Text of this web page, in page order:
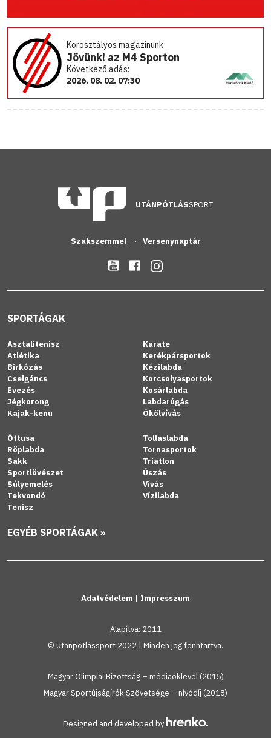
Korosztályos magazinunk
Jövünk! az M4 Sporton
Következő adás:
2026. 08. 02. 07:30
UTÁNPÓTLÁSSPORT
Szakszemmel Versenynaptár
SPORTÁGAK
Asztalitenisz
Atlétika
Birkózás
Cselgáncs
Evezés
Jégkorong
Kajak-kenu
Karate
Kerékpársportok
Kézilabda
Korcsolyasportok
Kosárlabda
Labdarúgás
Ökölvívás
Öttusa
Röplabda
Sakk
Sportlövészet
Súlyemelés
Tekvondó
Tenisz
Tollaslabda
Tornasportok
Triatlon
Úszás
Vívás
Vízilabda
EGYÉB SPORTÁGAK »
Adatvédelem Impresszum
Alapítva: 2011
© Utanpótlássport 2022 | Minden jog fenntartva.
Magyar Olimpiai Bizottság – médiaoklevél (2015)
Magyar Sportújságírók Szövetsége – nívódíj (2018)
Designed and developed by